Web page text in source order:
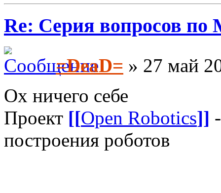
Re: Серия вопросов
=DeaD= » 27 май
Ох ничего себе
Проект [[Open Robotics]]
построения роботов